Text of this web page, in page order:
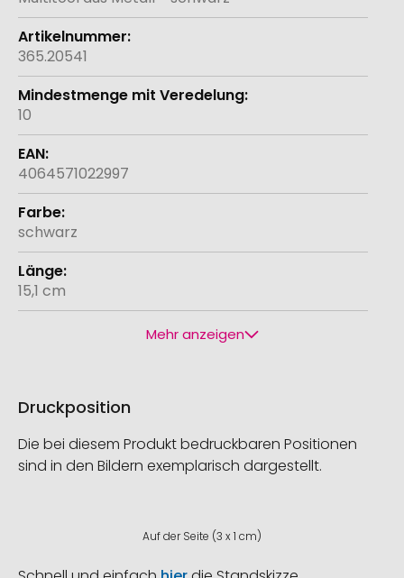
365.20541
10
4064571022997
schwarz
15,1 cm
Mehr anzeigen
Druckposition
Die bei diesem Produkt bedruckbaren Positionen
sind in den Bildern exemplarisch dargestellt.
Auf der Seite (3 x 1 cm)